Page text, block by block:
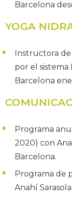
Barcelona
YOGA
Instructora de
por el sistema
Barcelona
Programa
2020) con
Barcelona.
Programa de
Anahí